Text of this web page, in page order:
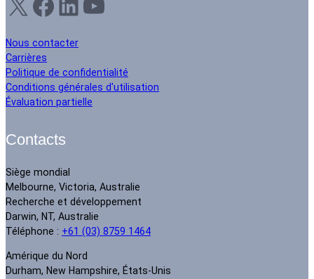
Nous contacter
Carrières
Politique de confidentialité
Conditions générales d'utilisation
Évaluation partielle
Contacts
Siège mondial
Melbourne, Victoria, Australie
Recherche et développement
Darwin, NT, Australie
Téléphone : +61 (03) 8759 1464
Amérique du Nord
Durham, New Hampshire, États-Unis